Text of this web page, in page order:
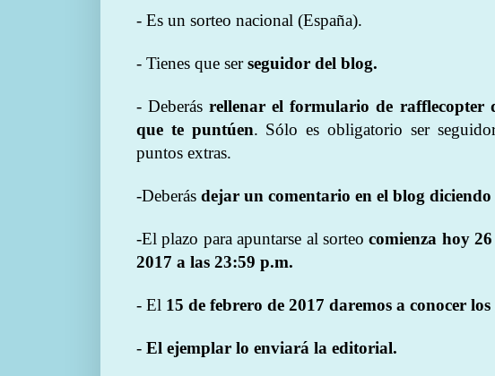
- Es un sorteo nacional (España).
- Tienes que serseguidor del blog.
- Deberásrellenar el formulario de rafflecopter
que te puntúen. Sólo es obligatorio ser
puntos extras.
-Deberás dejar un comentario en el blog
-El plazo para apuntarse al sorteocomienza hoy
2017 a las 23:59 p.m.
- El 15 de febrero de 2017 daremos a conocer
- El ejemplar lo enviará la editorial.